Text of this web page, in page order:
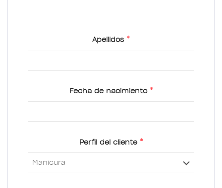
Apellidos *
Fecha de nacimiento *
Perfil del cliente *